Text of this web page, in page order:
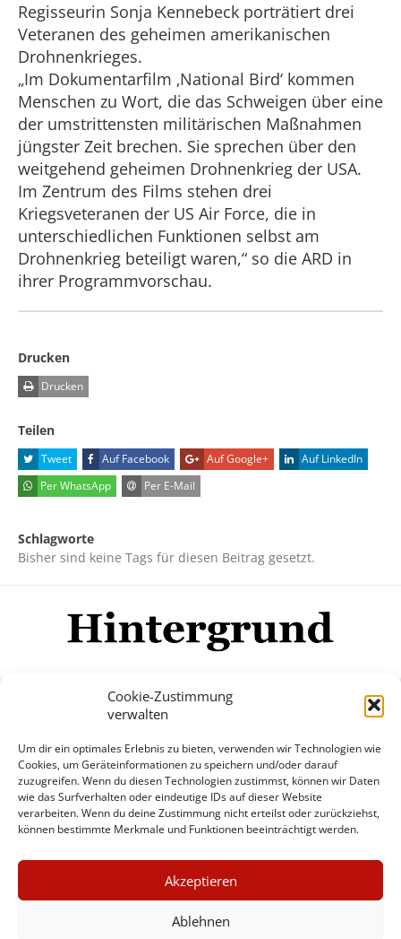
Cookie-Zustimmung
verwalten
Um dir ein optimales Erlebnis zu bieten, verwenden wir Technologien wie
Cookies, um Geräteinformationen zu speichern und/oder darauf
zuzugreifen. Wenn du diesen Technologien zustimmst, können wir Daten
wie das Surfverhalten oder eindeutige IDs auf dieser Website
verarbeiten. Wenn du deine Zustimmung nicht erteilst oder zurückziehst,
können bestimmte Merkmale und Funktionen beeinträchtigt werden.
Akzeptieren
Ablehnen
Regisseurin Sonja Kennebeck porträtiert drei
Veteranen des geheimen amerikanischen
Drohnenkrieges.
„Im Dokumentarfilm ‚National Bird‘ kommen
Menschen zu Wort, die das Schweigen über eine
der umstrittensten militärischen Maßnahmen
jüngster Zeit brechen. Sie sprechen über den
weitgehend geheimen Drohnenkrieg der USA.
Im Zentrum des Films stehen drei
Kriegsveteranen der US Air Force, die in
unterschiedlichen Funktionen selbst am
Drohnenkrieg beteiligt waren,“ so die ARD in
ihrer Programmvorschau.
Drucken
Drucken
Teilen
Tweet Auf Facebook Auf Google+
Auf LinkedIn
Per WhatsApp
Per E-Mail
Schlagworte
Bisher sind keine Tags für diesen Beitrag gesetzt.
Mehr
© Copyright Hintergrund.de, 2015 - 2026
Zum Newsletter jetzt kostenlos
anmelden
erscheint ca. alle 4 Wochen
×